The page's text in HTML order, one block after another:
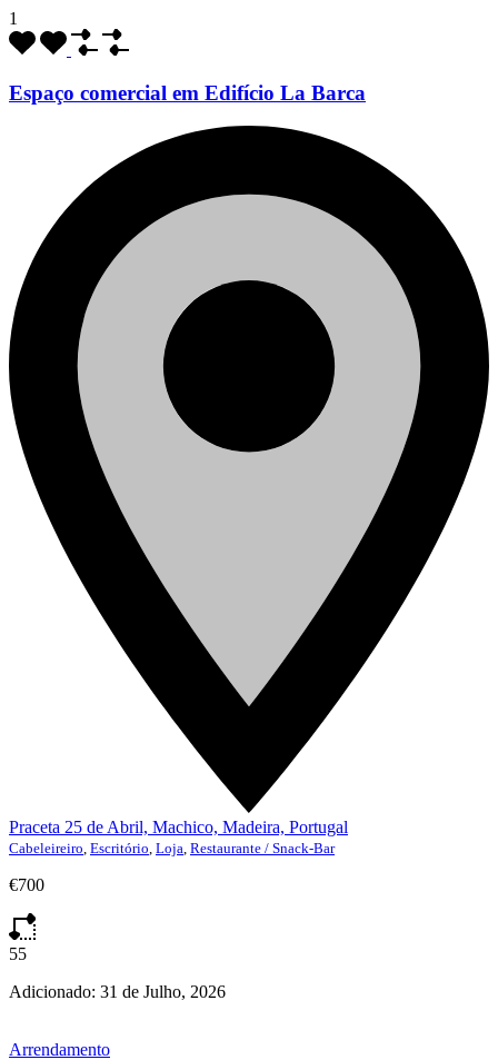
1
Espaço comercial em Edifício La Barca
Praceta 25 de Abril, Machico, Madeira, Portugal
Cabeleireiro Escritório Loja Restaurante / Snack-Bar
€700
55
Adicionado: 31 de Julho, 2026
Arrendamento